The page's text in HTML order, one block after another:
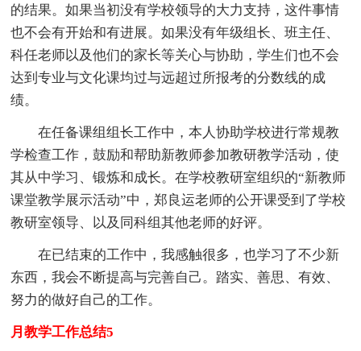
的结果。如果当初没有学校领导的大力支持，这件事情
也不会有开始和有进展。如果没有年级组长、班主任、
科任老师以及他们的家长等关心与协助，学生们也不会
达到专业与文化课均过与远超过所报考的分数线的成
绩。
在任备课组组长工作中，本人协助学校进行常规教
学检查工作，鼓励和帮助新教师参加教研教学活动，使
其从中学习、锻炼和成长。在学校教研室组织的“新教师
课堂教学展示活动”中，郑良运老师的公开课受到了学校
教研室领导、以及同科组其他老师的好评。
在已结束的工作中，我感触很多，也学习了不少新
东西，我会不断提高与完善自己。踏实、善思、有效、
努力的做好自己的工作。
月教学工作总结5